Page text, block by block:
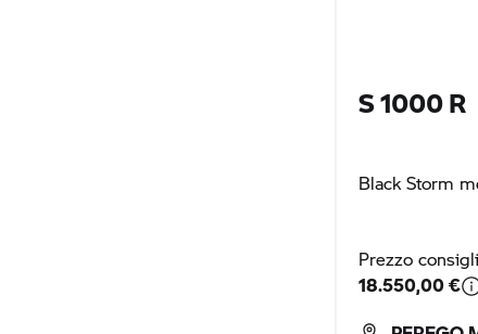
S 1000 R
Black Storm
Prezzo
18.550,00 €